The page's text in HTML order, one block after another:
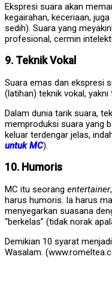
Ekspresi suara akan
kegairahan, keceriaan,
sedih). Suara yang
profesional, cermin
9. Teknik Vokal
Suara emas dan ekspresi
(latihan) teknik vokal,
Dalam dunia tarik suara,
memproduksi suara yang
keluar terdengar jelas,
untuk MC).
10. Humoris
MC itu seorang entertainer
harus humoris. Ia harus
menyegarkan suasana
“berkelas” (tidak norak
Demikian 10 syarat
Wasalam.